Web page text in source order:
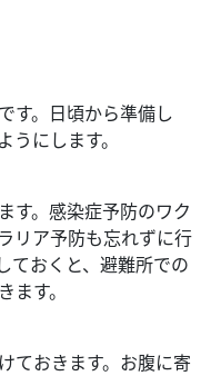
す。日頃から準備し
にします。
す。感染症予防のワク
リア予防も忘れずに行
ておくと、避難所での
す。
ておきます。お腹に寄